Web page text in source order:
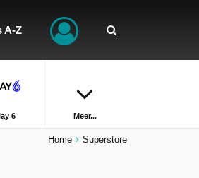
A-Z
6 Meer...
Home Superstore